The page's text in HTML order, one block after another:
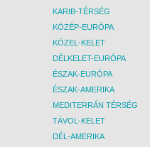
KARIB-TÉRSÉG
KÖZÉP-EURÓPA
KÖZEL-KELET
DÉLKELET-EURÓPA
ÉSZAK-EURÓPA
ÉSZAK-AMERIKA
MEDITERRÁN TÉRSÉG
TÁVOL-KELET
DÉL-AMERIKA